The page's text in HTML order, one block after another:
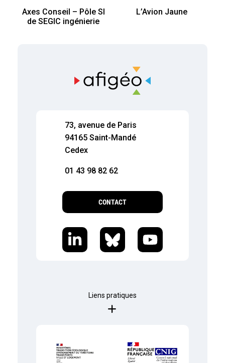
Axes Conseil – Pôle SI
de SEGIC ingénierie
L’Avion Jaune
73, avenue de Paris
94165 Saint-Mandé
Cedex
01 43 98 82 62
CONTACT
Liens pratiques